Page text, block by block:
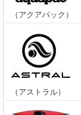
（アクアパック）
（アストラル）